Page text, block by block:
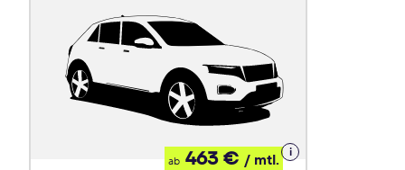
ab 463 € / mtl.
Details
zum